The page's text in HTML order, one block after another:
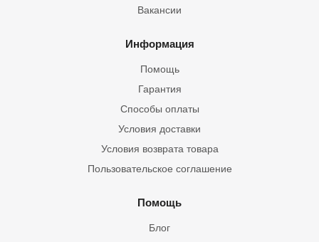
Вакансии
Информация
Помощь
Гарантия
Способы оплаты
Условия доставки
Условия возврата товара
Пользовательское соглашение
Помощь
Блог